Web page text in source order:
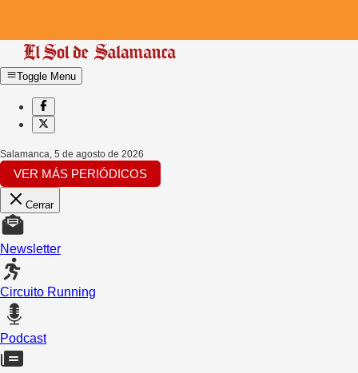
Toggle Menu
Salamanca, 5 de agosto de 2026
VER MÁS PERIÓDICOS
Cerrar
Newsletter
Circuito Running
Podcast